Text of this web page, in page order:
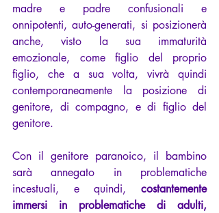
madre e padre confusionali e
onnipotenti, auto-generati, si posizionerà
anche, visto la sua immaturità
emozionale, come figlio del proprio
figlio, che a sua volta, vivrà quindi
contemporaneamente la posizione di
genitore, di compagno, e di figlio del
genitore.
Con il genitore paranoico, il bambino
sarà annegato in problematiche
incestuali, e quindi, costantemente
immersi in problematiche di adulti,